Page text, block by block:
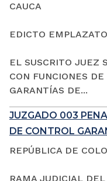
CAUCA
EDICTO
EL SUSCRITO JUEZ
CON FUNCIONES
GARANTÍAS DE...
JUZGADO 003
DE CONTROL
REPÚBLICA DE
RAMA JUDICIAL